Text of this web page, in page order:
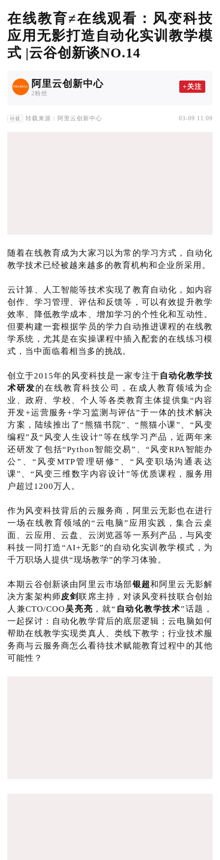
在线教育≠在线观看：风变科技
应用无影打造自动化实训教学模
式 |云谷创新谈NO.14
阿里云创新中心
2粉丝
+关注
转载 转载来源：阿里云创新中心 03-09 11:09
随着在线教育成为大家习以为常的学习方式，自动化
教学技术已经被越来越多的教育机构和企业所采用。
云计算、人工智能等技术实现了教育自动化，如内容
创作、学习管理、评估和反馈等，可以有效提升教学
效率、降低教学成本、增加学习的个性化和互动性。
但要构建一套根据学员的学力自动推进课程的在线教
学系统，尤其是在实操课程中插入配套的在线练习模
式，当中面临着相当多的挑战。
创立于2015年的风变科技是一家专注于自动化教学技
术研发的在线教育科技公司，在成人教育领域为企
业、政府、学校、个人等各类教育主体提供集“内容
开发+运营服务+学习监测与评估”于一体的技术解决
方案，陆续推出了“熊猫书院”、“熊猫小课”、“风变
编程”及“风变人生设计”等在线学习产品，近两年来
还研发了包括“Python智能交易”、“风变RPA智能办
公”、“风变MTP管理研修”、“风变职场沟通表达
课”、“风变三维数字内容设计”等优质课程，服务用
户超过1200万人。
作为风变科技背后的云服务商，阿里云无影也在进行
一场在线教育领域的“云电脑”应用实践，集合云桌
面、云应用、云盘、云浏览器等一系列产品，与风变
科技一同打造“AI+无影”的自动化实训教学模式，为
千万职场人提供“现场教学”的学习体验。
本期云谷创新谈由阿里云市场部银超和阿里云无影解
决方案架构师皮剑联席主持，对谈风变科技联合创始
人兼CTO/COO吴亮亮 ，就“ 自动化教学技术”话题，
一起探讨：自动化教学背后的底层逻辑；云电脑如何
帮助在线教学实现类真人、类线下教学；行业技术服
务商与云服务商怎么看待技术赋能教育过程中的其他
可能性？